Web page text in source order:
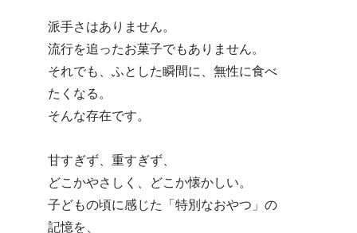
派手さはありません。
流行を追ったお菓子でもありません。
それでも、ふとした瞬間に、無性に食べ
たくなる。
そんな存在です。
甘すぎず、重すぎず、
どこかやさしく、どこか懐かしい。
子どもの頃に感じた「特別なおやつ」の
記憶を、